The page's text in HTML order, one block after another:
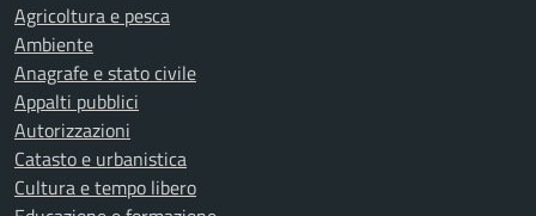
Agricoltura e pesca
Ambiente
Anagrafe e stato civile
Appalti pubblici
Autorizzazioni
Catasto e urbanistica
Cultura e tempo libero